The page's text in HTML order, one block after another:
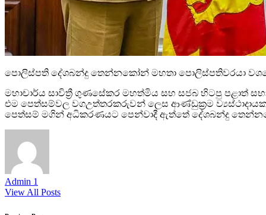
පොලිස්පති දේශබන්දු තෙන්නකෝන් මහතා පොලිස්පතිවරයා
මහාචාර්ය සාවිත්‍රී ගුණසේකර මහත්මිය සහ සජබ හිටපු පළාත්
එම පෙත්සම්වල වගඋත්තරකරුවන් ලෙස ආණ්ඩුක්‍රම
පෙත්සම් මගින් අධිකරණයට පෙන්වාදී ඇත්තේ දේශබන්දු
Admin 1
View All Posts